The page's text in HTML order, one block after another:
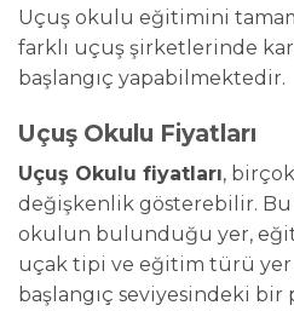
Uçuş okulu eğitimini
farklı uçuş şirketlerinde
başlangıç yapabilmektedir.
Uçuş Okulu Fiyatları
Uçuş Okulu fiyatları,
değişkenlik gösterebilir. Bu
okulun bulunduğu yer,
uçak tipi ve eğitim türü yer
başlangıç seviyesindeki